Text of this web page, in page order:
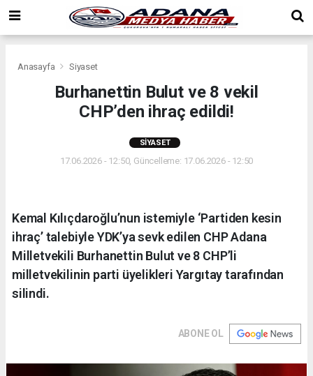
Anasayfa Siyaset
Burhanettin Bulut ve 8 vekil
CHP’den ihraç edildi!
SIYASET
17.06.2026 - 12:50, Güncelleme: 17.06.2026 - 12:50
Kemal Kılıçdaroğlu’nun istemiyle ‘Partiden kesin
ihraç’ talebiyle YDK’ya sevk edilen CHP Adana
Milletvekili Burhanettin Bulut ve 8 CHP’li
milletvekilinin parti üyelikleri Yargıtay tarafından
silindi.
ABONE OL